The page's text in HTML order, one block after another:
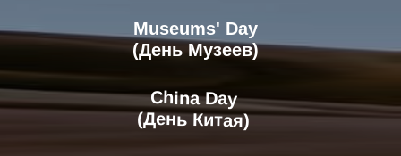
Museums' Day
(День Музеев)
China Day
(День Китая)